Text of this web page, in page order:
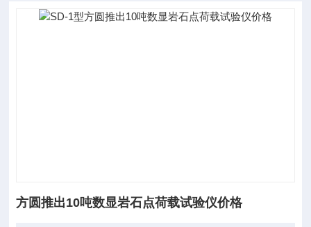
方圆推出10吨数显岩石点荷载试验仪价格